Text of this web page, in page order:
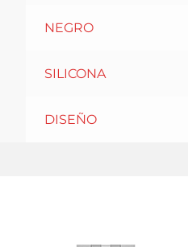
NEGRO
SILICONA
DISEÑO